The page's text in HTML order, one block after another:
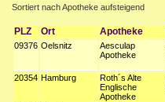
Sortiert nach Apotheke aufsteigend
PLZ Ort Apotheke
09376 Oelsnitz
Aesculap
Apotheke
20354 Hamburg
Roth´s Alte
Englische
Apotheke